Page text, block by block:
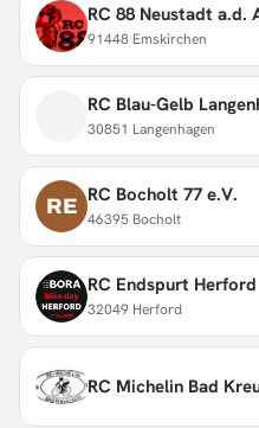
RC 88 Neustadt a.d.
91448 Emskirchen
RC Blau-Gelb
30851 Langenhagen
RE RC Bocholt 77 e.V.
46395 Bocholt
RC Endspurt Herford
32049 Herford
RC Michelin Bad